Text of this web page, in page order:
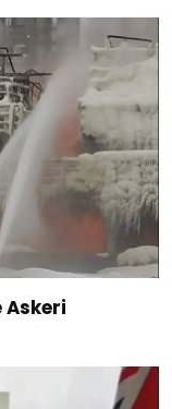
Askeri